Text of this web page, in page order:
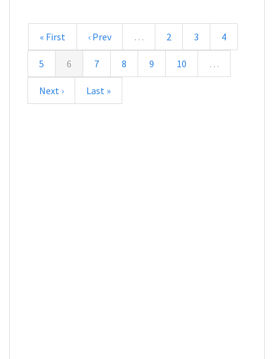
« First ‹ Prev … 2 3 4
5 6 7 8 9 10 …
Next › Last »